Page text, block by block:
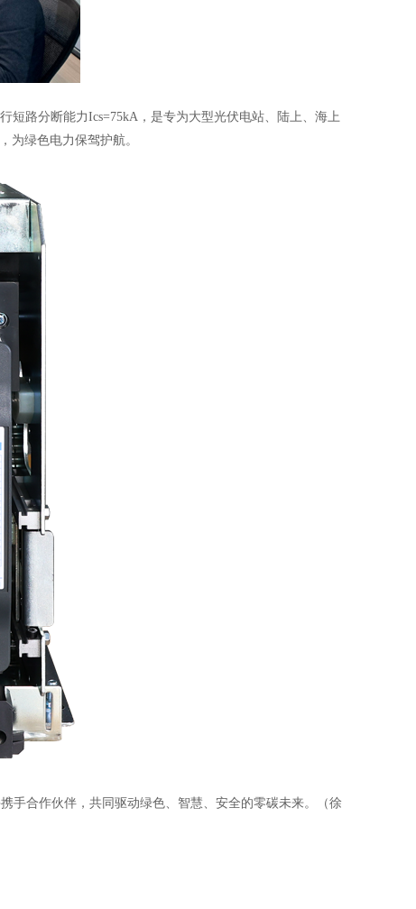
路分断能力Ics=75kA，是专为大型光伏电站、陆上、海上
为绿色电力保驾护航。
合作伙伴，共同驱动绿色、智慧、安全的零碳未来。（徐